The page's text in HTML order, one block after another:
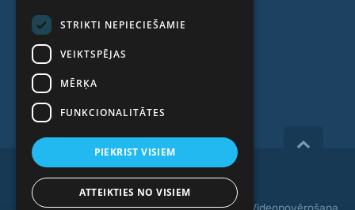
Cenas
Kontakti
Raksti
Copyright 2026, iVF Riga.
STRIKTI NEPIECIEŠAMIE
VEIKTSPĒJAS
MĒRĶA
FUNKCIONALITĀTES
PIEKRIST VISIEM
ATTEIKTIES NO VISIEM